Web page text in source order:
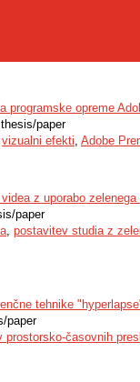
programske opreme
paper
vizualni efekti, Adobe
z uporabo zelenega
paper
, postavitev studia z
tehnike
paper
prostorsko-časovnih